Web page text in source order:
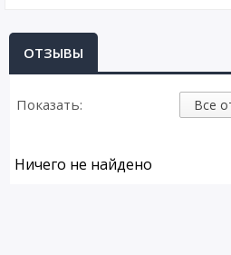
ОТЗЫВЫ
Показать:
Ничего не найдено